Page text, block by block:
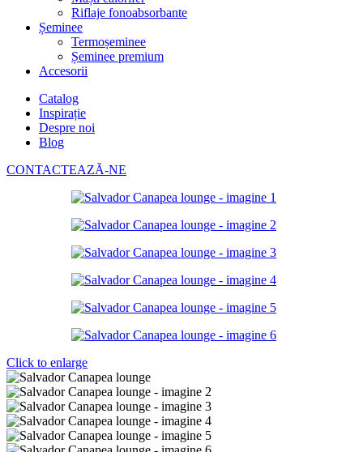
Riflaje fonoabsorbante
Șeminee
Termoșeminee
Șeminee premium
Accesorii
Catalog
Inspirație
Despre noi
Blog
CONTACTEAZĂ-NE
Click to enlarge